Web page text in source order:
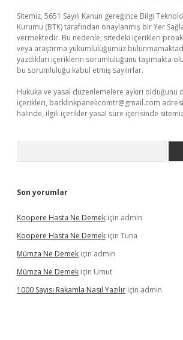
Sitemiz, 5651 Sayılı Kanun gereğince Bilgi
Kurumu (BTK) tarafından onaylanmış bir Yer
vermektedir. Bu nedenle, sitedeki içerikleri
veya araştırma yükümlülüğümüz
yazdıkları içeriklerin sorumluluğunu taşımakta
bu sorumluluğu kabul etmiş sayılırlar.
Hukuka ve yasal düzenlemelere aykırı olduğunu
içerikleri, backlinkpanelicomtr@gmail.com
halinde, ilgili içerikler yasal süre içerisinde
Son yorumlar
Koopere Hasta Ne Demek için admin
Koopere Hasta Ne Demek için Tuna
Mümza Ne Demek için admin
Mümza Ne Demek için Umut
1000 Sayısı Rakamla Nasıl Yazılır için admin